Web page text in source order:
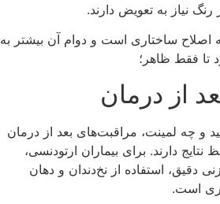
نیاز به تعویض دارند.
اصلاح ساختاری است و دوام آن بیشتر به
تا فقط ظاهر؛
از درمان
و چه لمینت، مراقبت‌های بعد از درمان
دارند. برای بیماران ارتودنسی،
دقیق، استفاده از نخ‌دندان و دهان‌
است.